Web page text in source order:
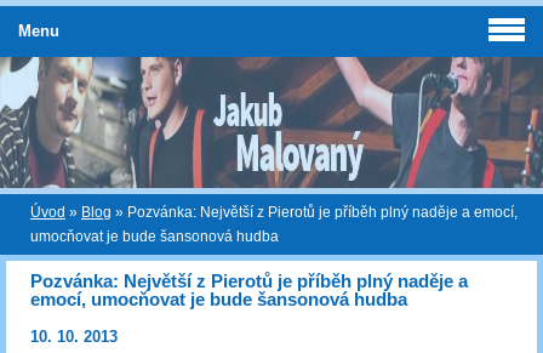
Úvod » Blog » Pozvánka: Největší z Pierotů je příběh plný naděje a emocí,
umocňovat je bude šansonová hudba
Pozvánka: Největší z Pierotů je příběh plný naděje a
emocí, umocňovat je bude šansonová hudba
10. 10. 2013
Menu